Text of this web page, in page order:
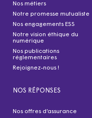
Nos métiers
Notre promesse mutualiste
Nos engagements ESS
Notre vision éthique du
numérique
Nos publications
réglementaires
Rejoignez-nous !
NOS RÉPONSES
Nos offres d’assurance